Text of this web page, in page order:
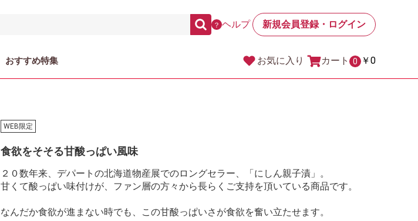
？ ヘルプ 新規会員登録・ログイン
おすすめ特集 お気に入り カート 0 ￥0
WEB限定
食欲をそそる甘酸っぱい風味
２０数年来、デパートの北海道物産展でのロングセラー、「にしん親子漬」。
甘くて酸っぱい味付けが、ファン層の方々から長らくご支持を頂いている商品です。
なんだか食欲が進まない時でも、この甘酸っぱいさが食欲を奮い立たせます。